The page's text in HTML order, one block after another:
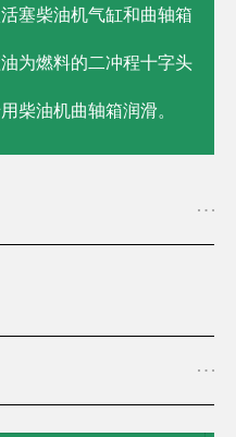
塞柴油机气缸和曲轴箱
为燃料的二冲程十字头
柴油机曲轴箱润滑。